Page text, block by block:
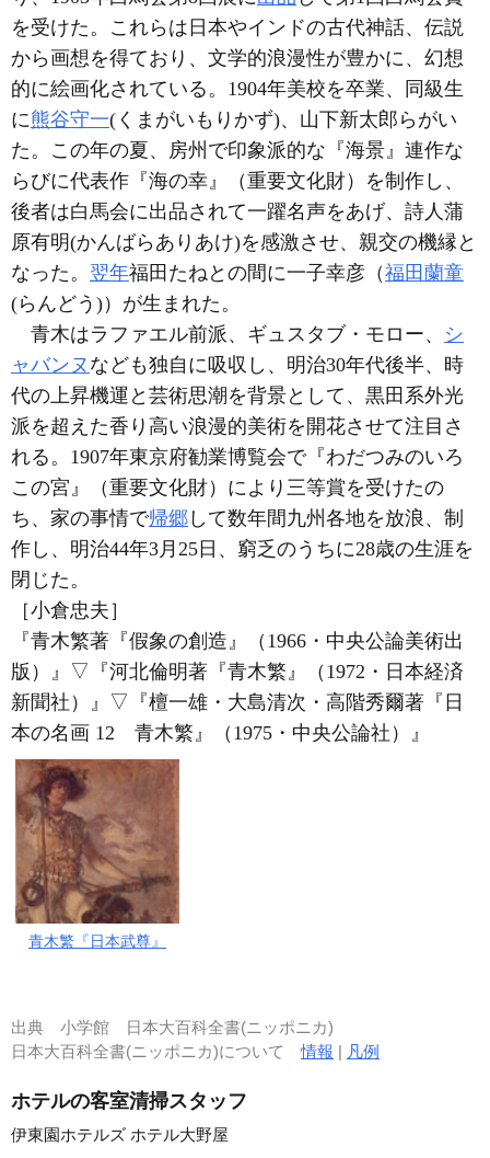
を受けた。これらは日本やインドの古代神話、伝説
から画想を得ており、文学的浪漫性が豊かに、幻想
的に絵画化されている。1904年美校を卒業、同級生
に熊谷守一(くまがいもりかず)、山下新太郎らがい
た。この年の夏、房州で印象派的な『海景』連作な
らびに代表作『海の幸』（重要文化財）を制作し、
後者は白馬会に出品されて一躍名声をあげ、詩人蒲
原有明(かんばらありあけ)を感激させ、親交の機縁と
なった。 翌年福田たねとの間に一子幸彦（福田蘭童
(らんどう)）が生まれた。
青木はラファエル前派、ギュスタブ・モロー、 シ
ャバンヌ なども独自に吸収し、明治30年代後半、時
代の上昇機運と芸術思潮を背景として、黒田系外光
派を超えた香り高い浪漫的美術を開花させて注目さ
れる。1907年東京府勧業博覧会で『わだつみのいろ
この宮』（重要文化財）により三等賞を受けたの
ち、家の事情で帰郷 して数年間九州各地を放浪、制
作し、明治44年3月25日、窮乏のうちに28歳の生涯を
閉じた。
［小倉忠夫］
『青木繁著『假象の創造』（1966・中央公論美術出
版）』 ▽ 『河北倫明著『青木繁』（1972・日本経済
新聞社）』 ▽ 『檀一雄・大島清次・高階秀爾著『日
本の名画 12 青木繁』（1975・中央公論社）』
青木繁『日本武尊』
出典 小学館 日本大百科全書(ニッポニカ)
日本大百科全書(ニッポニカ)について情報 | 凡例
ホテルの客室清掃スタッフ
伊東園ホテルズ ホテル大野屋